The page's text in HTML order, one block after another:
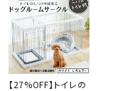
【27%OFF】トイレの